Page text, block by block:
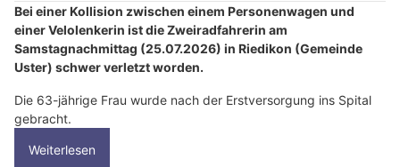
Bei einer Kollision zwischen einem Personenwagen und
einer Velolenkerin ist die Zweiradfahrerin am
Samstagnachmittag (25.07.2026) in Riedikon (Gemeinde
Uster) schwer verletzt worden.
Die 63-jährige Frau wurde nach der Erstversorgung ins Spital
gebracht.
Weiterlesen